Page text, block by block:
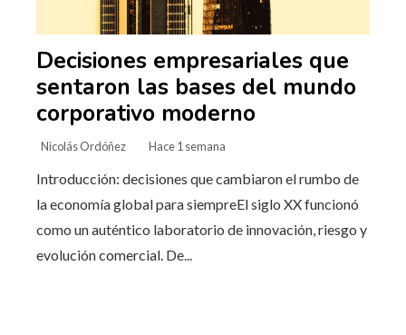
Decisiones empresariales que
sentaron las bases del mundo
corporativo moderno
Nicolás Ordóñez Hace 1 semana
Introducción: decisiones que cambiaron el rumbo de
la economía global para siempreEl siglo XX funcionó
como un auténtico laboratorio de innovación, riesgo y
evolución comercial. De...